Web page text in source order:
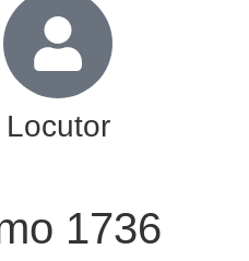
Locutor
1736